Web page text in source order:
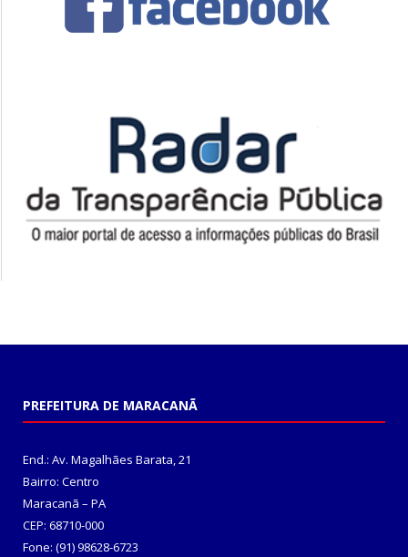
PREFEITURA DE MARACANÃ
End.: Av. Magalhães Barata, 21
Bairro: Centro
Maracanã – PA
CEP: 68710-000
Fone: (91) 98628-6723